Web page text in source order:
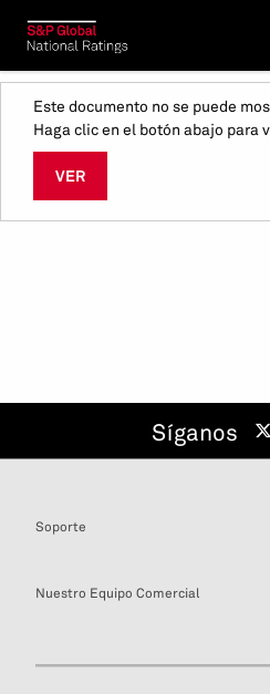
Este documento no se puede
Haga clic en el botón abajo para
VER
Síganos
Soporte
Nuestro Equipo Comercial